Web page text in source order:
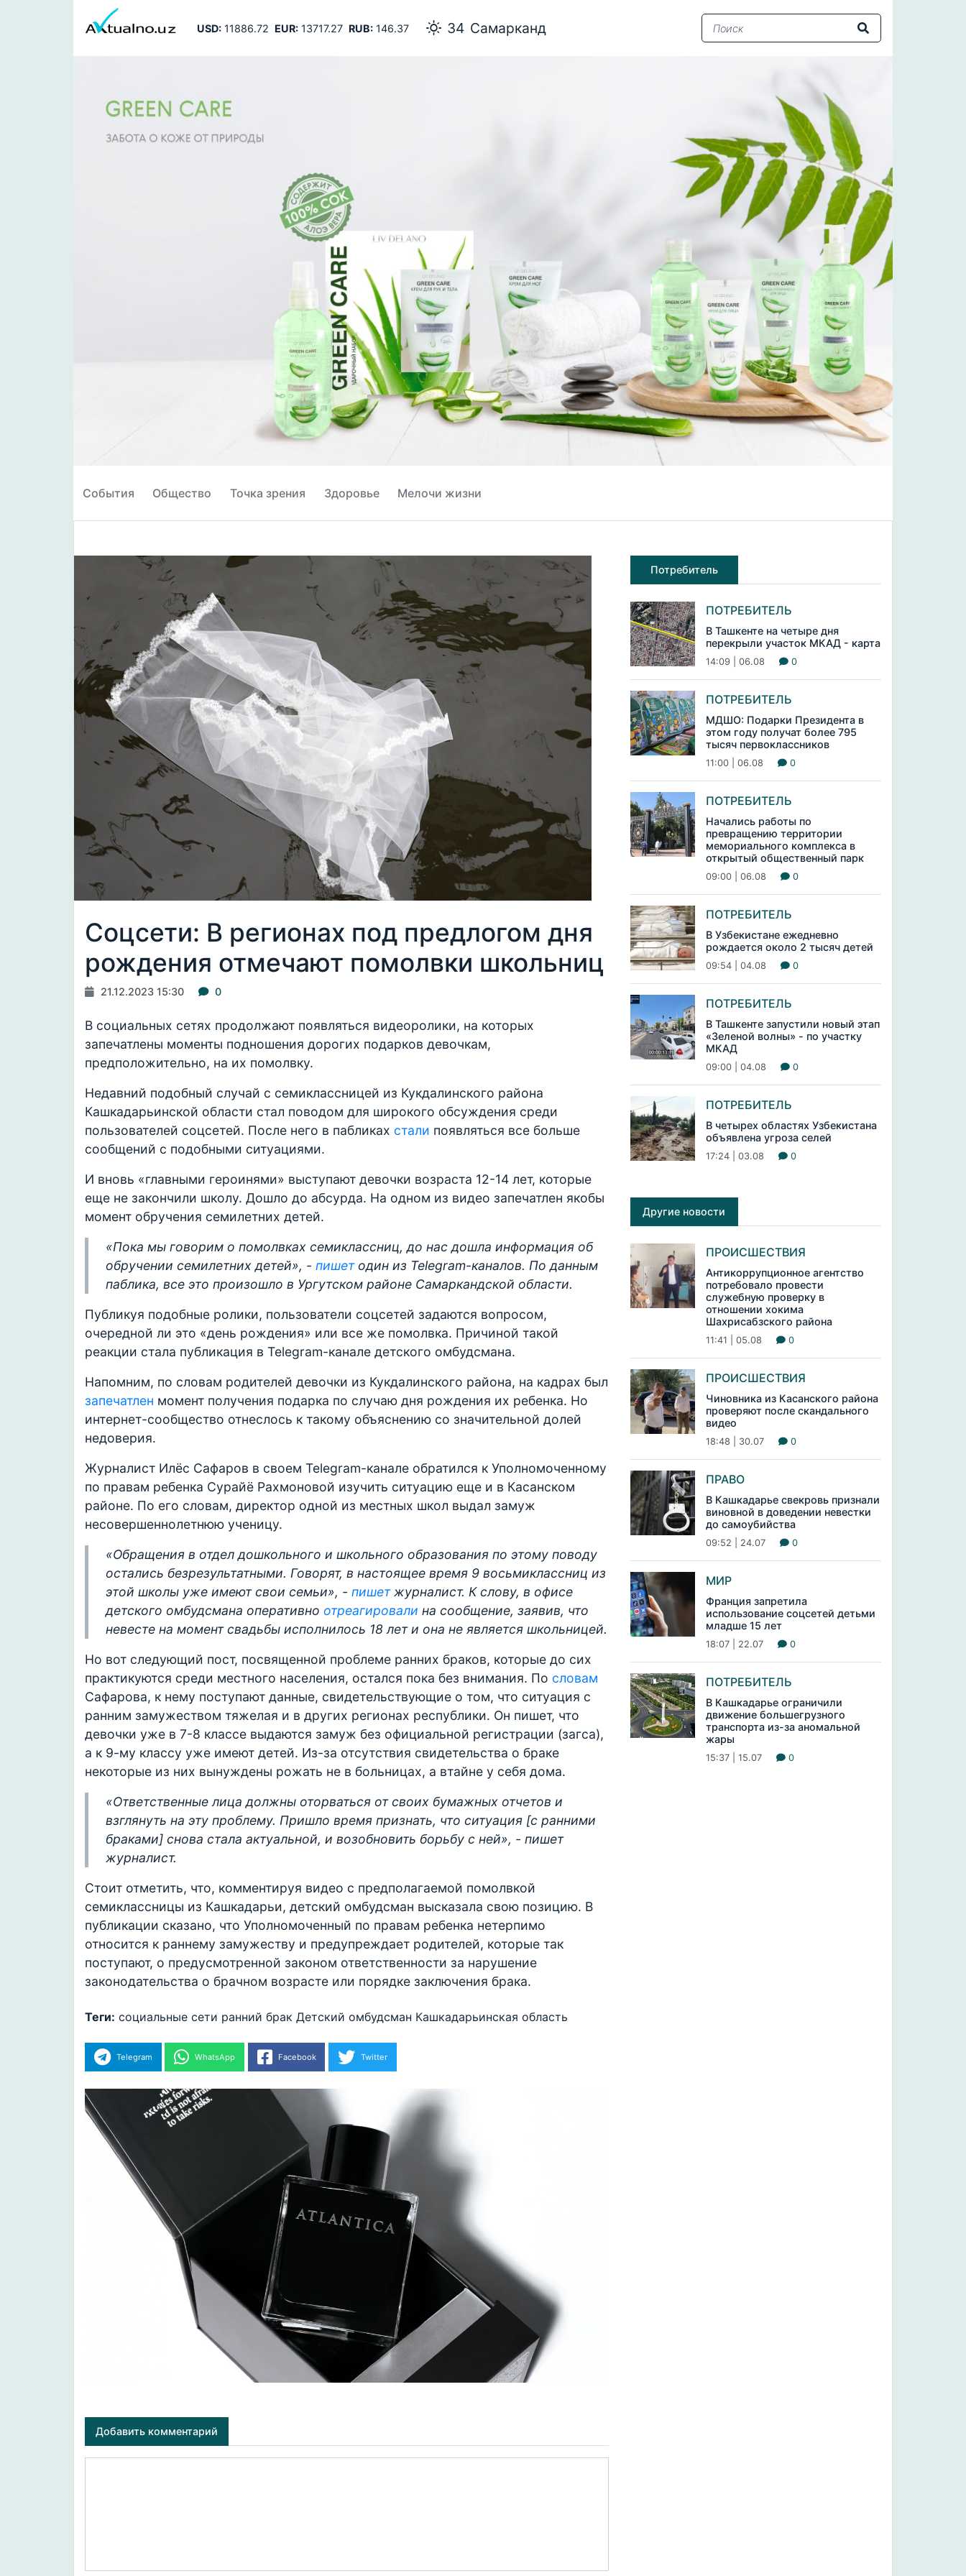
USD:11886.72 EUR:13717.27 RUB:146.37 34 Самарканд
События Общество Точка зрения Здоровье Мелочи жизни
Соцсети: В регионах под предлогом дня
рождения отмечают помолвки школьниц
21.12.2023 15:30 0
В социальных сетях продолжают появляться видеоролики, на которых
запечатлены моменты подношения дорогих подарков девочкам,
предположительно, на их помолвку.
Недавний подобный случай с семиклассницей из Кукдалинского района
Кашкадарьинской области стал поводом для широкого обсуждения среди
пользователей соцсетей. После него в пабликах стали появляться все больше
сообщений с подобными ситуациями.
И вновь «главными героинями» выступают девочки возраста 12-14 лет, которые
еще не закончили школу. Дошло до абсурда. На одном из видео запечатлен якобы
момент обручения семилетних детей.
«Пока мы говорим о помолвках семиклассниц, до нас дошла информация об
обручении семилетних детей», - пишетодин из Telegram-каналов. По данным
паблика, все это произошло в Ургутском районе Самаркандской области.
Публикуя подобные ролики, пользователи соцсетей задаются вопросом,
очередной ли это «день рождения» или все же помолвка. Причиной такой
реакции стала публикация в Telegram-канале детского омбудсмана.
Напомним, по словам родителей девочки из Кукдалинского района, на кадрах был
запечатлен момент получения подарка по случаю дня рождения их ребенка. Но
интернет-сообщество отнеслось к такому объяснению со значительной долей
недоверия.
Журналист Илёс Сафаров в своем Telegram-канале обратился к Уполномоченному
по правам ребенка Сурайё Рахмоновой изучить ситуацию еще и в Касанском
районе. По его словам, директор одной из местных школ выдал замуж
несовершеннолетнюю ученицу.
«Обращения в отдел дошкольного и школьного образования по этому поводу
остались безрезультатными. Говорят, в настоящее время 9 восьмиклассниц из
этой школы уже имеют свои семьи», - пишетжурналист. К слову, в офисе
детского омбудсмана оперативно отреагировали на сообщение, заявив, что
невесте на момент свадьбы исполнилось 18 лет и она не является школьницей.
Но вот следующий пост, посвященной проблеме ранних браков, которые до сих
практикуются среди местного населения, остался пока без внимания. По словам
Сафарова, к нему поступают данные, свидетельствующие о том, что ситуация с
ранним замужеством тяжелая и в других регионах республики. Он пишет, что
девочки уже в 7-8 классе выдаются замуж без официальной регистрации (загса),
а к 9-му классу уже имеют детей. Из-за отсутствия свидетельства о браке
некоторые из них вынуждены рожать не в больницах, а втайне у себя дома.
«Ответственные лица должны оторваться от своих бумажных отчетов и
взглянуть на эту проблему. Пришло время признать, что ситуация [с ранними
браками] снова стала актуальной, и возобновить борьбу с ней», - пишет
журналист.
Стоит отметить, что, комментируя видео с предполагаемой помолвкой
семиклассницы из Кашкадарьи, детский омбудсман высказала свою позицию. В
публикации сказано, что Уполномоченный по правам ребенка нетерпимо
относится к раннему замужеству и предупреждает родителей, которые так
поступают, о предусмотренной законом ответственности за нарушение
законодательства о брачном возрасте или порядке заключения брака.
Теги: социальные сети ранний брак Детский омбудсман Кашкадарьинская область
Telegram WhatsApp Facebook Twitter
Добавить комментарий
Потребитель
ПОТРЕБИТЕЛЬ
В Ташкенте на четыре дня
перекрыли участок МКАД - карта
14:09 | 06.08 0
ПОТРЕБИТЕЛЬ
МДШО: Подарки Президента в
этом году получат более 795
тысяч первоклассников
11:00 | 06.08 0
ПОТРЕБИТЕЛЬ
Начались работы по
превращению территории
мемориального комплекса в
открытый общественный парк
09:00 | 06.08 0
ПОТРЕБИТЕЛЬ
В Узбекистане ежедневно
рождается около 2 тысяч детей
09:54 | 04.08 0
ПОТРЕБИТЕЛЬ
В Ташкенте запустили новый этап
«Зеленой волны» - по участку
МКАД
09:00 | 04.08 0
ПОТРЕБИТЕЛЬ
В четырех областях Узбекистана
объявлена угроза селей
17:24 | 03.08 0
Другие новости
ПРОИСШЕСТВИЯ
Антикоррупционное агентство
потребовало провести
служебную проверку в
отношении хокима
Шахрисабзского района
11:41 | 05.08 0
ПРОИСШЕСТВИЯ
Чиновника из Касанского района
проверяют после скандального
видео
18:48 | 30.07 0
ПРАВО
В Кашкадарье свекровь признали
виновной в доведении невестки
до самоубийства
09:52 | 24.07 0
МИР
Франция запретила
использование соцсетей детьми
младше 15 лет
18:07 | 22.07 0
ПОТРЕБИТЕЛЬ
В Кашкадарье ограничили
движение большегрузного
транспорта из-за аномальной
жары
15:37 | 15.07 0